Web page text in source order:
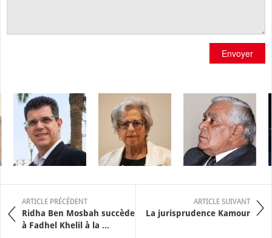
Envoyer
ARTICLE PRÉCÉDENT
Ridha Ben Mosbah succède
à Fadhel Khelil à la ...
ARTICLE SUIVANT
La jurisprudence Kamour